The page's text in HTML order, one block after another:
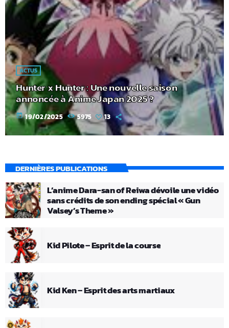
ACTUS
Hunter x Hunter : Une nouvelle saison
annoncée à Anime Japan 2025 ?
today 19/02/2025 5975 13
DERNIÈRES PUBLICATIONS
L’anime Dara-san of Reiwa dévoile une vidéo
sans crédits de son ending spécial « Gun
Valsey’s Theme »
Kid Pilote – Esprit de la course
Kid Ken – Esprit des arts martiaux